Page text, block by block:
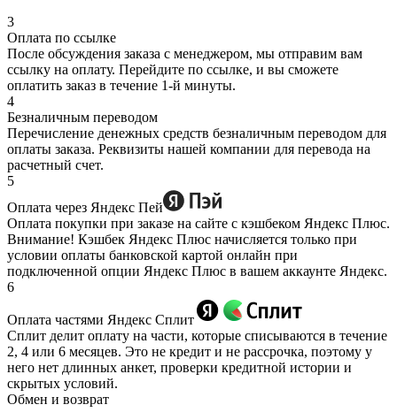
3
Оплата по ссылке
После обсуждения заказа с менеджером, мы отправим вам
ссылку на оплату. Перейдите по ссылке, и вы сможете
оплатить заказ в течение 1-й минуты.
4
Безналичным переводом
Перечисление денежных средств безналичным переводом для
оплаты заказа. Реквизиты нашей компании для перевода на
расчетный счет.
5
Оплата через Яндекс Пей
Оплата покупки при заказе на сайте с кэшбеком Яндекс Плюс.
Внимание! Кэшбек Яндекс Плюс начисляется только при
условии оплаты банковской картой онлайн при
подключенной опции Яндекс Плюс в вашем аккаунте Яндекс.
6
Оплата частями Яндекс Сплит
Сплит делит оплату на части, которые списываются в течение
2, 4 или 6 месяцев. Это не кредит и не рассрочка, поэтому у
него нет длинных анкет, проверки кредитной истории и
скрытых условий.
Обмен и возврат